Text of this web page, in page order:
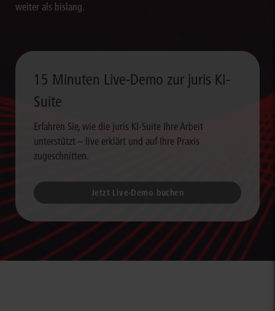
weiter als bislang.
15 Minuten Live-Demo zur juris KI-
Suite
Erfahren Sie, wie die juris KI-Suite Ihre Arbeit
unterstützt – live erklärt und auf Ihre Praxis
zugeschnitten.
Jetzt Live-Demo buchen